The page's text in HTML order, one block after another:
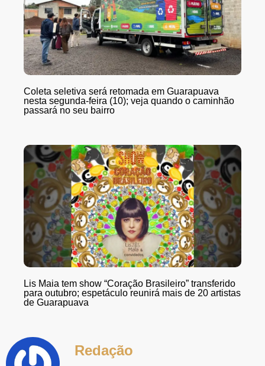
Coleta seletiva será retomada em Guarapuava
nesta segunda-feira (10); veja quando o caminhão
passará no seu bairro
Lis Maia tem show “Coração Brasileiro” transferido
para outubro; espetáculo reunirá mais de 20 artistas
de Guarapuava
Redação